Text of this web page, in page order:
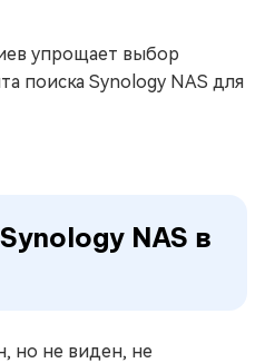
упрощает выбор
поиска Synology NAS для
NAS в
но не виден, не